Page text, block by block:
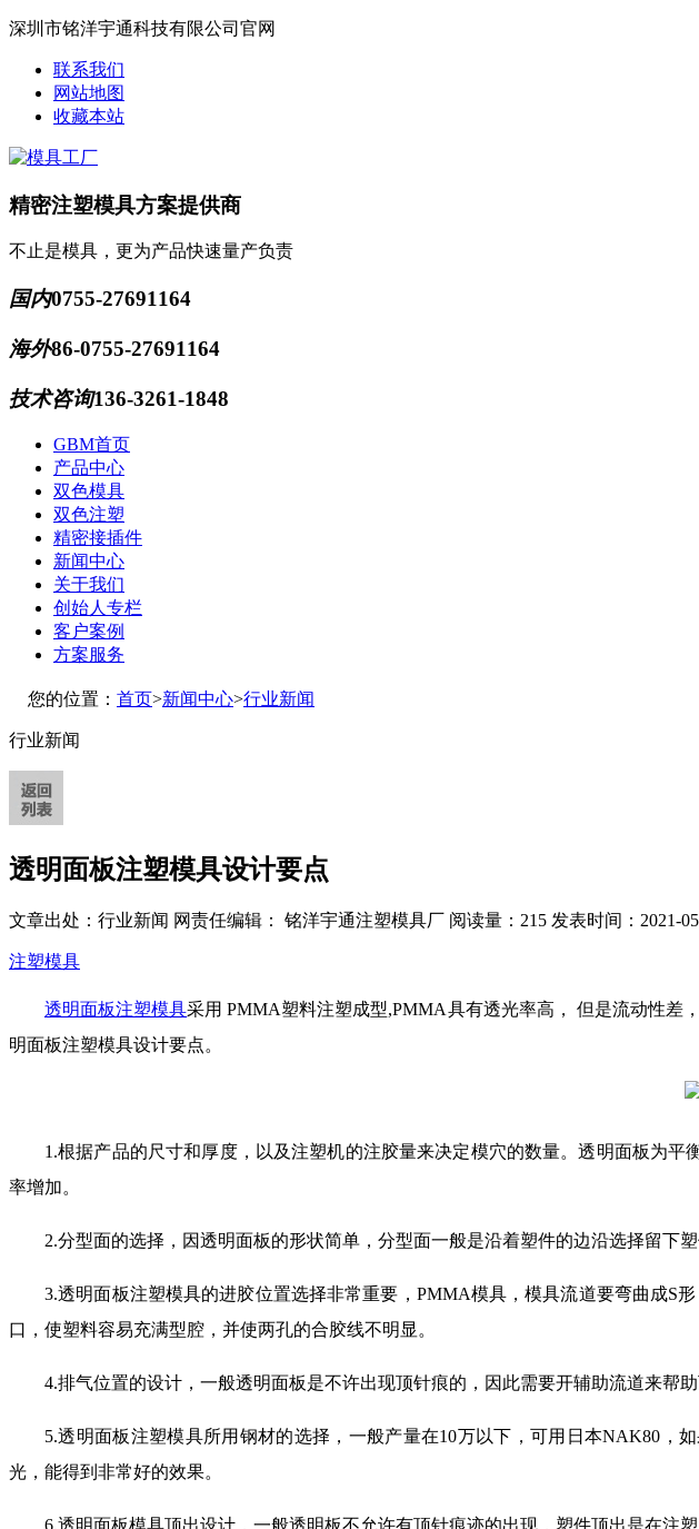
深圳市铭洋宇通科技有限公司官网
联系我们
网站地图
收藏本站
精密注塑模具方案提供商
不止是模具，更为产品快速量产负责
国内0755-27691164
海外86-0755-27691164
技术咨询136-3261-1848
GBM首页
产品中心
双色模具
双色注塑
精密接插件
新闻中心
关于我们
创始人专栏
客户案例
方案服务
您的位置： 首页>新闻中心>行业新闻
行业新闻
透明面板注塑模具设计要点
文章出处：行业新闻 网责任编辑： 铭洋宇通注塑模具厂 阅读量：215 发表时间：2021-
注塑模具
透明面板注塑模具采用 PMMA塑料注塑成型,PMMA具有透光率高， 但是流动性差
明面板注塑模具设计要点。
1.根据产品的尺寸和厚度，以及注塑机的注胶量来决定模穴的数量。透明面板为
率增加。
2.分型面的选择，因透明面板的形状简单，分型面一般是沿着塑件的边沿选择留下
3.透明面板注塑模具的进胶位置选择非常重要，PMMA模具，模具流道要弯曲成S
口，使塑料容易充满型腔，并使两孔的合胶线不明显。
4.排气位置的设计，一般透明面板是不许出现顶针痕的，因此需要开辅助流道来帮
5.透明面板注塑模具所用钢材的选择，一般产量在10万以下，可用日本NAK80，
光，能得到非常好的效果。